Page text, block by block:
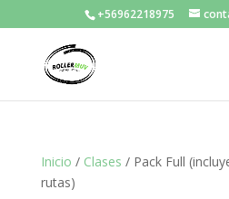
+56962218975
Inicio / Clases / Pack Full
rutas)